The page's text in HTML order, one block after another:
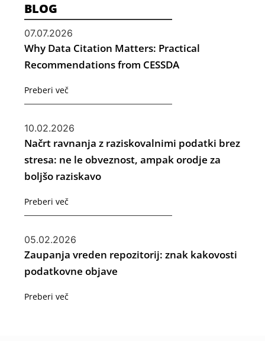
BLOG
07.07.2026
Why Data Citation Matters: Practical
Recommendations from CESSDA
Preberi več
10.02.2026
Načrt ravnanja z raziskovalnimi podatki brez
stresa: ne le obveznost, ampak orodje za
boljšo raziskavo
Preberi več
05.02.2026
Zaupanja vreden repozitorij: znak kakovosti
podatkovne objave
Preberi več